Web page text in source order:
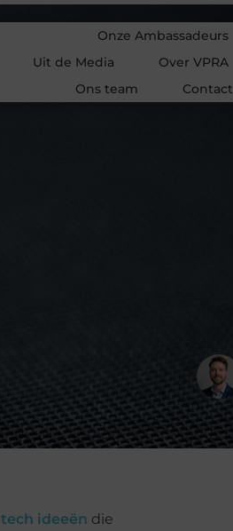
Onze Ambassadeurs
Uit de Media
Over VPRA
Ons team
Contact
tech ideeën die